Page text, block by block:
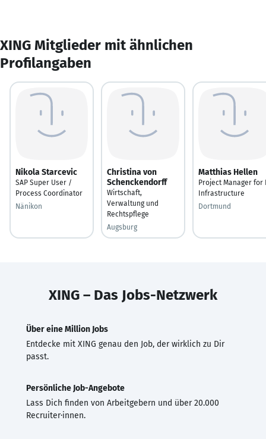
XING Mitglieder mit ähnlichen
Profilangaben
Nikola Starcevic
SAP Super User /
Process Coordinator
Nänikon
Christina von
Schenckendorff
Wirtschaft,
Verwaltung und
Rechtspflege
Augsburg
Matthias Hellen
Project Manager for
Infrastructure
Dortmund
XING – Das Jobs-Netzwerk
Über eine Million Jobs
Entdecke mit XING genau den Job, der wirklich zu Dir
passt.
Persönliche Job-Angebote
Lass Dich finden von Arbeitgebern und über 20.000
Recruiter·innen.